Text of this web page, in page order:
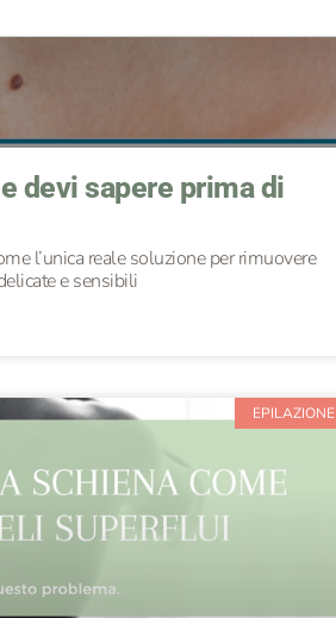
devi sapere prima di
l’unica reale soluzione per rimuovere
e sensibili
EPILAZIONE